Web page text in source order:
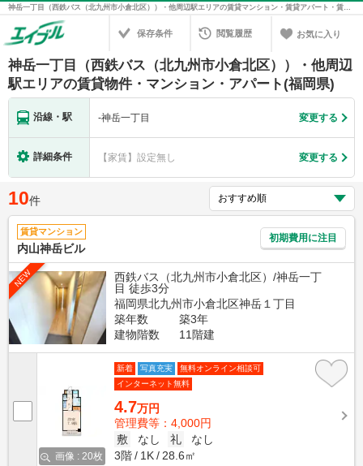
神岳一丁目（西鉄バス（北九州市小倉北区））・他周辺駅エリアの賃貸マンション・賃貸アパート・賃貸住宅の不動産情報を検索！不動産賃貸の物件探しは、お部屋探しのエイブル
保存条件 閲覧履歴 お気に入り
神岳一丁目（西鉄バス（北九州市小倉北区））・他周辺
駅エリアの賃貸物件・マンション・アパート(福岡県)
沿線・駅 -神岳一丁目 変更する
詳細条件 【家賃】設定無し 変更する
10件
賃貸マンション
内山神岳ビル
初期費用に注目
NEW
西鉄バス（北九州市小倉北区）/神岳一丁
目 徒歩3分
福岡県北九州市小倉北区神岳１丁目
築年数
築3年
建物階数
11階建
画像 : 20枚
新着 写真充実
無料オンライン相談可
インターネット無料
4.7万円
管理費等：4,000円
敷
なし 礼
なし
3階
1K 28.6㎡